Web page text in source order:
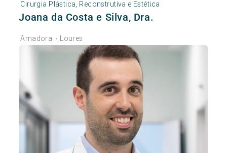
Cirurgia Plástica, Reconstrutiva e Estética
Joana da Costa e Silva, Dra.
Amadora • Loures